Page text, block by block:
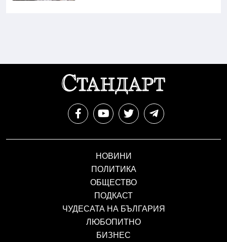
НОВИНИ
ПОЛИТИКА
ОБЩЕСТВО
ПОДКАСТ
ЧУДЕСАТА НА БЪЛГАРИЯ
ЛЮБОПИТНО
БИЗНЕС